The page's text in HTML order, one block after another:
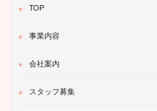
TOP
事業内容
会社案内
スタッフ募集